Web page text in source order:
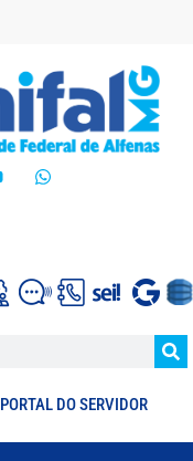
PORTAL DO SERVIDOR